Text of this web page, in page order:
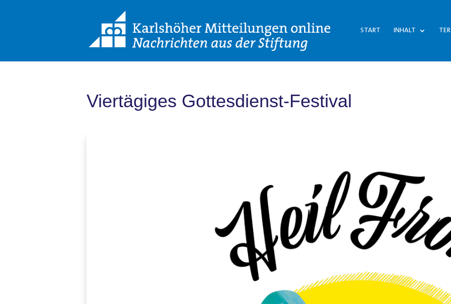
START INHALT
Viertägiges Gottesdienst-Festival